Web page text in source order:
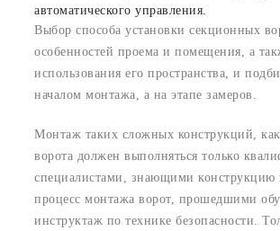
автоматического управления.
Выбор способа установки секционных
особенностей проема и помещения, а
использования его пространства, и
началом монтажа, а на этапе замеров.
Монтаж таких сложных конструкций,
ворота должен выполняться только
специалистами, знающими конструкцию
процесс монтажа ворот, прошедшими
инструктаж по технике безопасности.